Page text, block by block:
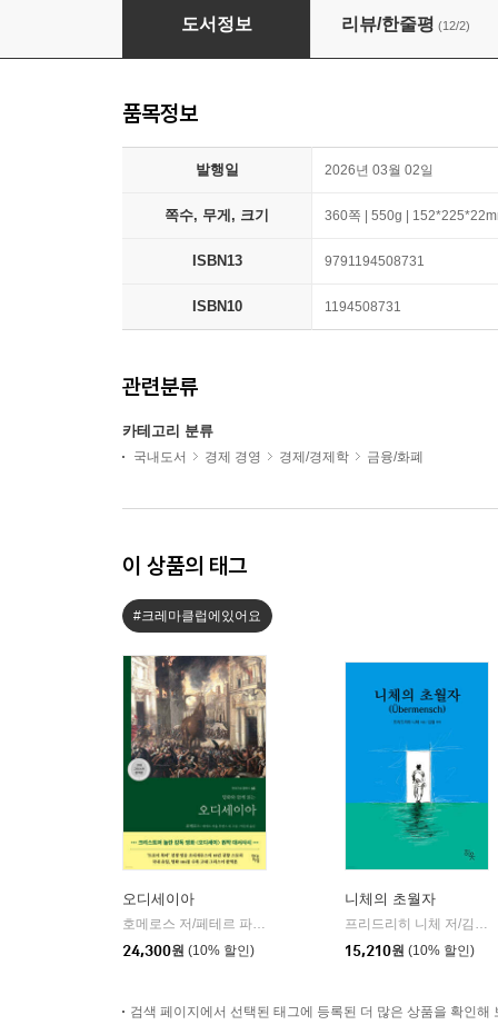
제3의 달러
도서정보 리뷰/한줄평 (12/2)
품목정보
발행일 2026년 03월 02일
쪽수, 무게, 크기 360쪽 | 550g |
ISBN13 9791194508731
ISBN10 1194508731
관련분류
카테고리 분류
국내도서 경제 경영 경제/경제학 금융/화폐
이 상품의 태그
#크레마클럽에있어요
오디세이아
호메로스 저/페테르 파울 루벤스 그림/박문재 역 |
현대지성
24,300원 (10% 할인)
니체의 초월자
프리드리히 니체 저/김철 편역
15,210원 (10% 할인)
검색 페이지에서 선택된 태그에 등록된 더 많은 상품을 확인해